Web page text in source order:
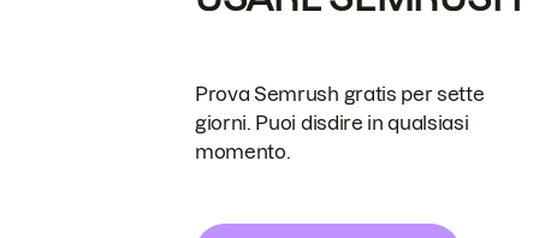
Prova Semrush gratis per sette
giorni. Puoi disdire in qualsiasi
momento.